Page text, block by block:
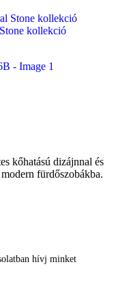
kollekció
kőhatású dizájnnal és
fürdőszobákba.
hívj minket